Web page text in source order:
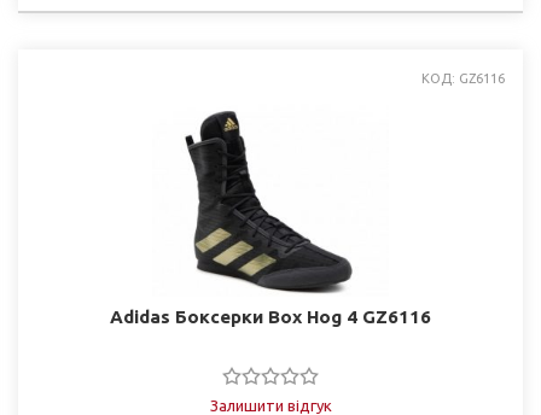
КОД: GZ6116
Adidas Боксерки Box Hog 4 GZ6116
Залишити відгук